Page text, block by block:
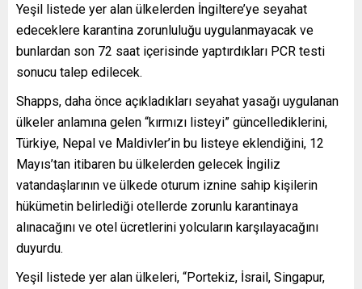
Yeşil listede yer alan ülkelerden İngiltere’ye seyahat
edeceklere karantina zorunluluğu uygulanmayacak ve
bunlardan son 72 saat içerisinde yaptırdıkları PCR testi
sonucu talep edilecek.
Shapps, daha önce açıkladıkları seyahat yasağı uygulanan
ülkeler anlamına gelen “kırmızı listeyi” güncellediklerini,
Türkiye, Nepal ve Maldivler’in bu listeye eklendiğini, 12
Mayıs’tan itibaren bu ülkelerden gelecek İngiliz
vatandaşlarının ve ülkede oturum iznine sahip kişilerin
hükümetin belirlediği otellerde zorunlu karantinaya
alınacağını ve otel ücretlerini yolcuların karşılayacağını
duyurdu.
Yeşil listede yer alan ülkeleri, “Portekiz, İsrail, Singapur,